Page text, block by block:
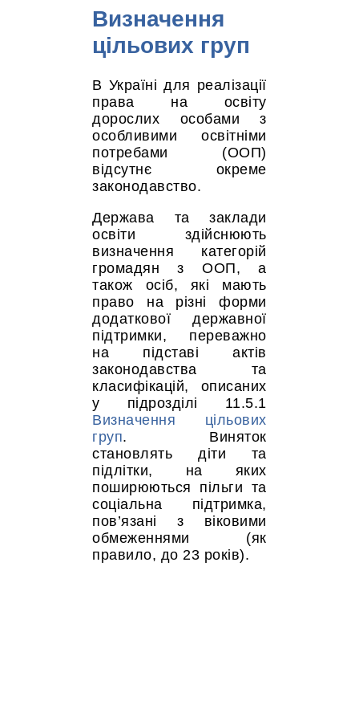
Визначення
цільових груп
В Україні для реалізації
права на освіту
дорослих особами з
особливими освітніми
потребами (ООП)
відсутнє окреме
законодавство.
Держава та заклади
освіти здійснюють
визначення категорій
громадян з ООП, а
також осіб, які мають
право на різні форми
додаткової державної
підтримки, переважно
на підставі актів
законодавства та
класифікацій, описаних
у підрозділі 11.5.1
Визначення цільових
груп. Виняток
становлять діти та
підлітки, на яких
поширюються пільги та
соціальна підтримка,
пов’язані з віковими
обмеженнями (як
правило, до 23 років).